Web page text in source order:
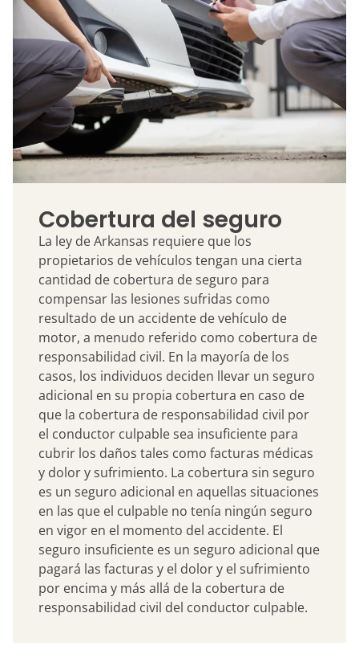
Cobertura del seguro
La ley de Arkansas requiere que los
propietarios de vehículos tengan una cierta
cantidad de cobertura de seguro para
compensar las lesiones sufridas como
resultado de un accidente de vehículo de
motor, a menudo referido como cobertura de
responsabilidad civil. En la mayoría de los
casos, los individuos deciden llevar un seguro
adicional en su propia cobertura en caso de
que la cobertura de responsabilidad civil por
el conductor culpable sea insuficiente para
cubrir los daños tales como facturas médicas
y dolor y sufrimiento. La cobertura sin seguro
es un seguro adicional en aquellas situaciones
en las que el culpable no tenía ningún seguro
en vigor en el momento del accidente. El
seguro insuficiente es un seguro adicional que
pagará las facturas y el dolor y el sufrimiento
por encima y más allá de la cobertura de
responsabilidad civil del conductor culpable.